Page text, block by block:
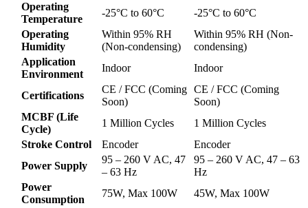
Operating
Temperature
-25°C to 60°C
-25°C to 60°C
Operating
Humidity
Within 95% RH
(Non-condensing)
Within 95% RH (Non-
condensing)
Application
Environment
Indoor Indoor
Certifications
CE / FCC (Coming
Soon)
CE / FCC (Coming
Soon)
MCBF (Life
Cycle)
1 Million Cycles
1 Million Cycles
Stroke Control
Encoder
Encoder
Power Supply
95 – 260 V AC, 47
– 63 Hz
95 – 260 V AC, 47 – 63
Hz
Power
Consumption
75W, Max 100W 45W, Max 100W